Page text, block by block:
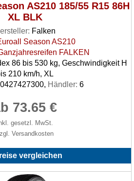
AS210 185/55 R15 86H
XL BLK
Falken
Season AS210
FALKEN
86 bis 530 kg, Geschwindigkeit H
210 km/h, XL
Händler: 6
73.65 €
gesetzl. MwSt.
Versandkosten
vergleichen